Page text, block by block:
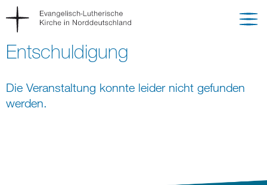
Entschuldigung
Die Veranstaltung konnte leider nicht gefunden
werden.